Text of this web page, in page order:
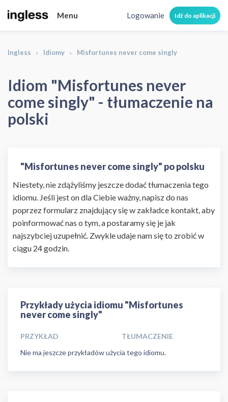
Menu Logowanie Idź do aplikacji
Ingless Idiomy Misfortunes never come singly
Idiom "Misfortunes never
come singly" - tłumaczenie na
polski
"Misfortunes never come singly" po polsku
Niestety, nie zdążyliśmy jeszcze dodać tłumaczenia tego
idiomu. Jeśli jest on dla Ciebie ważny, napisz do nas
poprzez formularz znajdujący się w zakładce kontakt, aby
poinformować nas o tym, a postaramy się je jak
najszybciej uzupełnić. Zwykle udaje nam się to zrobić w
ciągu 24 godzin.
Przykłady użycia idiomu "Misfortunes
never come singly"
PRZYKŁAD
TŁUMACZENIE
Nie ma jeszcze przykładów użycia tego idiomu.